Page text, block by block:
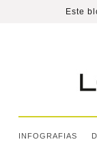
Este
INFOGRAFIAS